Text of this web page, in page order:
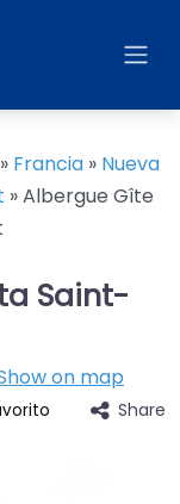
» Francia » Nueva
»Albergue Gîte
Saint-
on map
Share